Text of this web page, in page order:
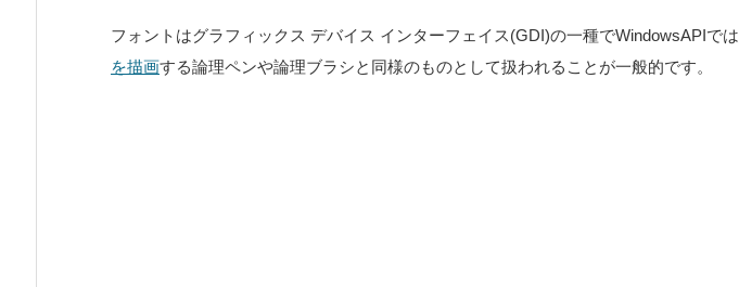
フォントはグラフィックス デバイス インターフェイス(GDI)の一種でWindowsAPIでは
を描画する論理ペンや論理ブラシと同様のものとして扱われることが一般的です。